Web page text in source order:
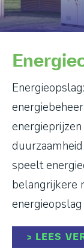
speelt
belangrijkere
> LEES